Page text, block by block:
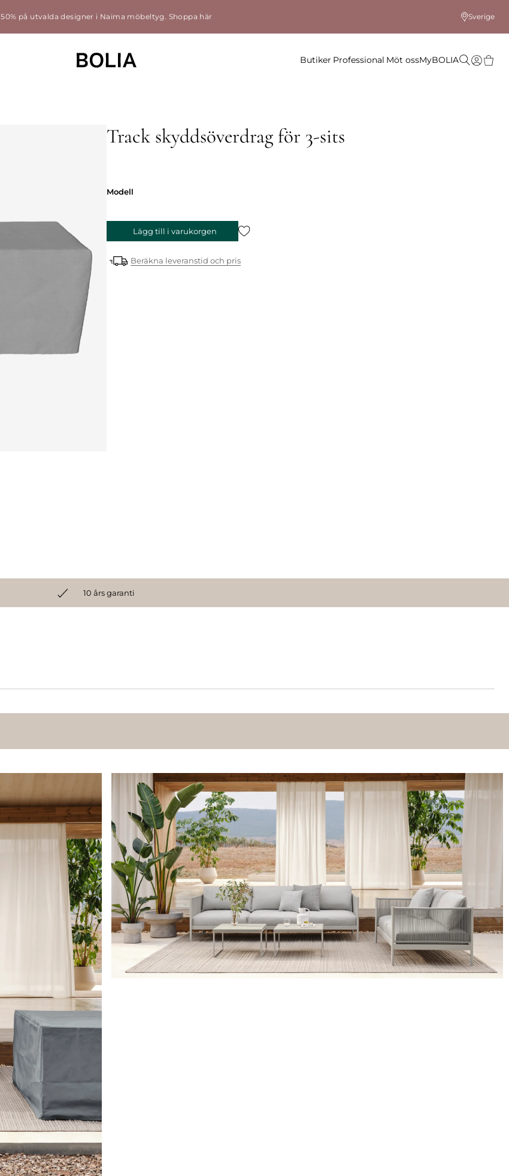
50% på utvalda designer i Naima möbeltyg. Shoppa här Sverige
Butiker Professional Möt ossMyBOLIA
Track skyddsöverdrag för 3-sits
Modell
Lägg till i varukorgen
Beräkna leveranstid och pris
10 års garanti